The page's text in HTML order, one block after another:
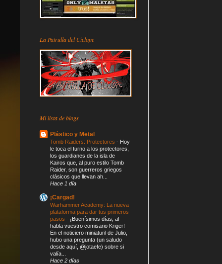
La Patrulla del Cíclope
Mi lista de blogs
Plástico y Metal
Tomb Raiders: Protectores - Hoy
le toca el turno a los protectores,
los guardianes de la isla de
Kairos que, al puro estilo Tomb
Raider, son guerreros griegos
clásicos que llevan ah...
Hace 1 día
¡Cargad!
Warhammer Academy: La nueva
plataforma para dar tus primeros
pasos - ¡Buenísimos días, al
habla vuestro comisario Kriger!
En el noticiero miniaturil de Julio,
hubo una pregunta (un saludo
desde aquí, @jotaefe) sobre si
valía...
Hace 2 días